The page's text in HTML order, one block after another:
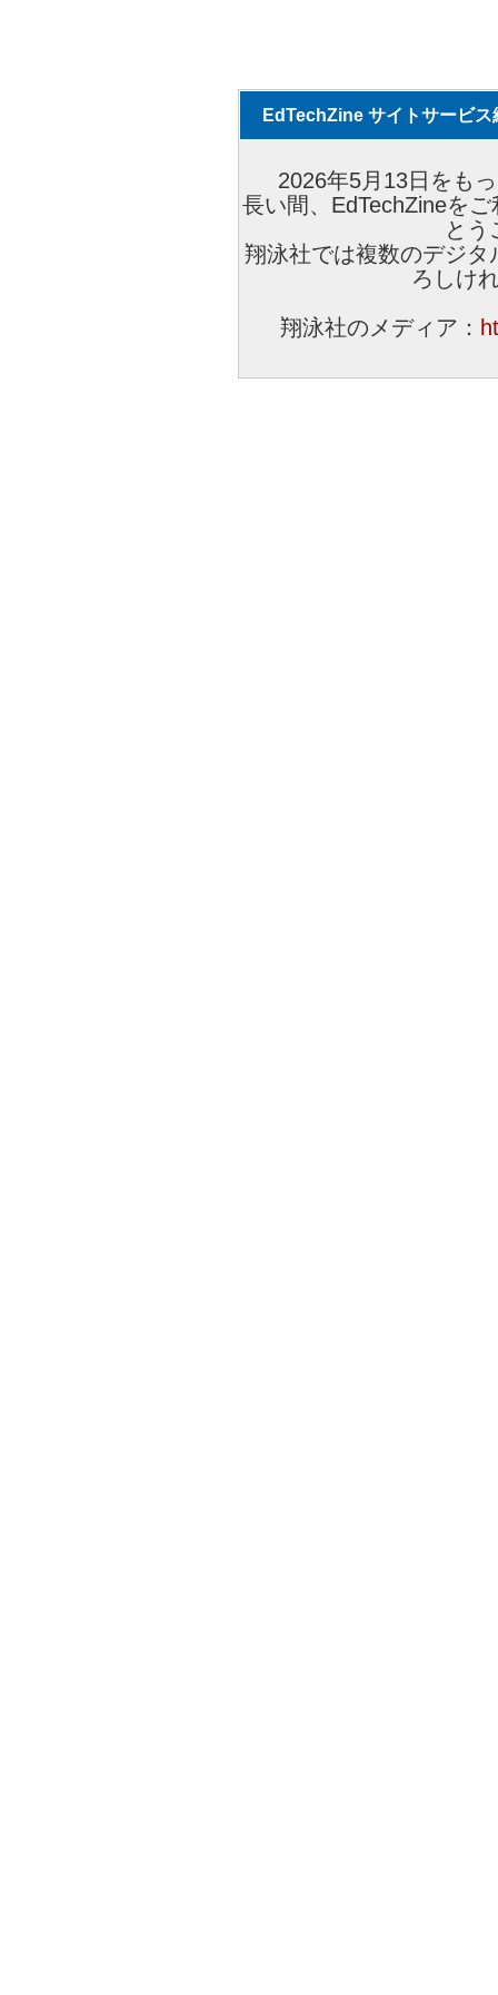
EdTechZine サイトサービス
2026年5月13日をも
長い間、EdTechZineを
とう
翔泳社では複数のデジ
ろしけ
翔泳社のメディア：